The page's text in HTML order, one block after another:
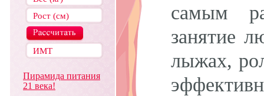
Пирамида питания
21 века!
самым
занятие
лыжах,